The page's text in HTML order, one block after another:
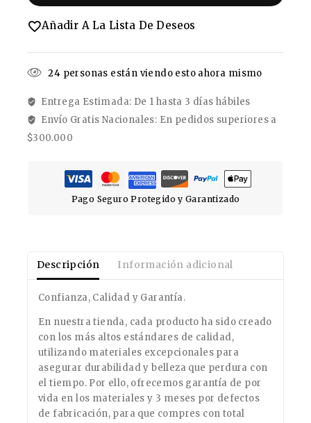
Añadir A La Lista De Deseos
24 personas están viendo esto ahora mismo
Entrega Estimada: De 1 hasta 3 días hábiles
Envío Gratis Nacionales: En pedidos superiores a
$300.000
Pago Seguro Protegido y Garantizado
Descripción Información adicional
Confianza, Calidad y Garantía.
En nuestra tienda, cada producto ha sido creado
con los más altos estándares de calidad,
utilizando materiales excepcionales para
asegurar durabilidad y belleza que perdura con
el tiempo. Por ello, ofrecemos garantía de por
vida en los materiales y 3 meses por defectos
de fabricación, para que compres con total